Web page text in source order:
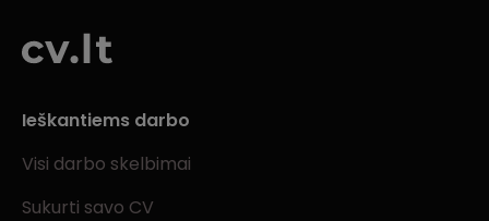
Ieškantiems darbo
Visi darbo skelbimai
Sukurti savo CV